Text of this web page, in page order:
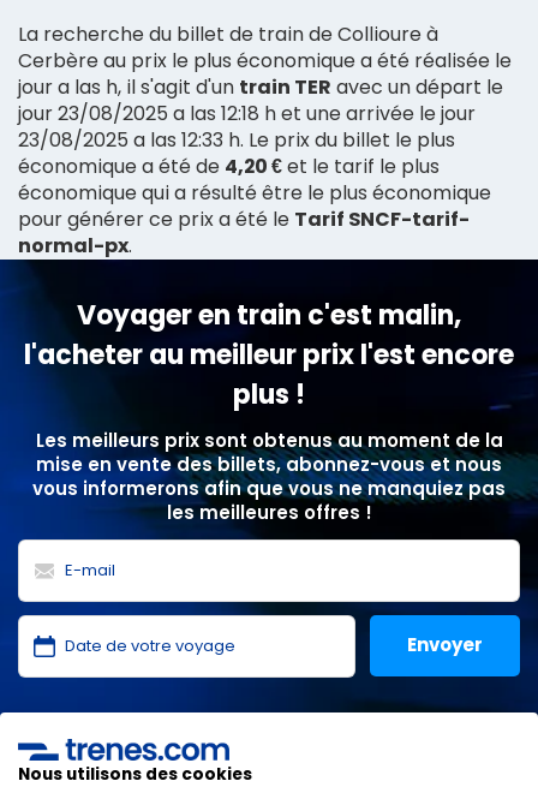
La recherche du billet de train de Collioure à
Cerbère au prix le plus économique a été réalisée le
jour a las h, il s'agit d'un train TER avec un départ le
jour 23/08/2025 a las 12:18 h et une arrivée le jour
23/08/2025 a las 12:33 h. Le prix du billet le plus
économique a été de 4,20 €et le tarif le plus
économique qui a résulté être le plus économique
pour générer ce prix a été le Tarif SNCF-tarif-
normal-px.
Voyager en train c'est malin,
l'acheter au meilleur prix l'est encore
plus !
Les meilleurs prix sont obtenus au moment de la
mise en vente des billets, abonnez-vous et nous
vous informerons afin que vous ne manquiez pas
les meilleures offres !
protection des données
ONLINE TRAVEL SOLUTIONS.
Nous utilisons des cookies